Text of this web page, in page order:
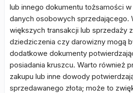
lub innego dokumentu tożsamości
danych osobowych sprzedającego.
większych transakcji lub sprzedaży
dziedziczenia czy darowizny mogą
dodatkowe dokumenty
posiadania kruszcu. Warto również
zakupu lub inne dowody
sprzedawanego złota; może to